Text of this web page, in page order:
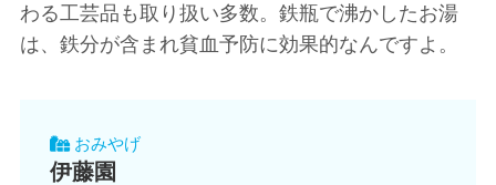
わる工芸品も取り扱い多数。鉄瓶で沸かしたお湯
は、鉄分が含まれ貧血予防に効果的なんですよ。
おみやげ
伊藤園